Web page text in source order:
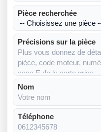
Pièce recherchée
Précisions sur la pièce
Nom
Téléphone